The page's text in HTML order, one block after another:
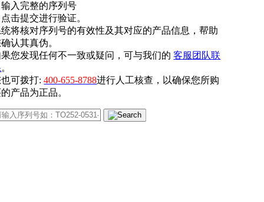
输入完整的序列号
点击提交进行验证。
将核对序列号的有效性及其对应的产品信息，帮助
认其真伪。
您发现任何不一致或疑问，可与我们的客服团队联
。
也可拨打:400-655-8788进行人工核查，以确保您所购
产品为正品。